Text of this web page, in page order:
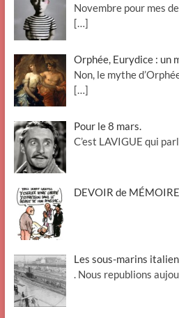
Novembre pour mes
[…]
Orphée, Eurydice : un
Non, le mythe
[…]
Pour le 8 mars.
C’est LAVIGUE qui
DEVOIR de MÉMOIRE
Les sous-marins
. Nous republions